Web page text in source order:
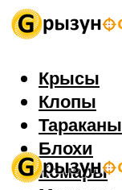
Крысы
Клопы
Тараканы
Блохи
Комары